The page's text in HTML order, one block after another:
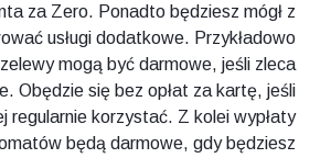
za Zero. Ponadto będziesz mógł z
usługi dodatkowe. Przykładowo
mogą być darmowe, jeśli zleca
Obędzie się bez opłat za kartę, jeśli
regularnie korzystać. Z kolei wypłaty
będą darmowe, gdy będziesz